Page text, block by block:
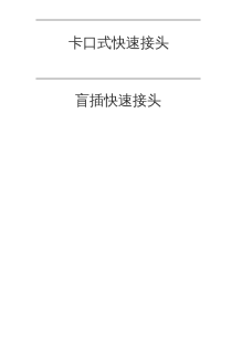
卡口式快速接头
盲插快速接头